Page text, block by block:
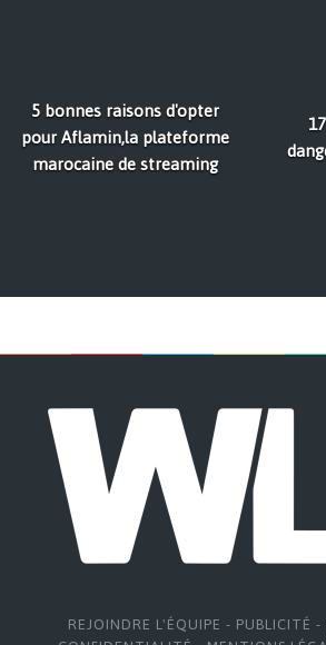
5 bonnes raisons d'opter
pour Aflamin,la plateforme
marocaine de streaming
REJOINDRE L'ÉQUIPE - PUBLICITÉ -